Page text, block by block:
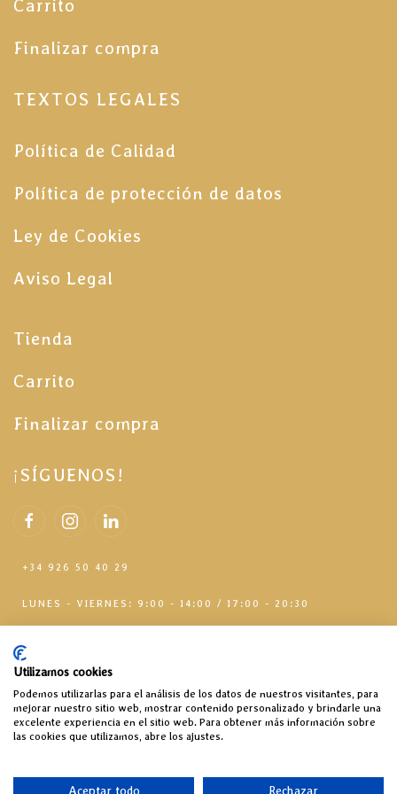
Carrito
Finalizar compra
TEXTOS LEGALES
Política de Calidad
Política de protección de datos
Ley de Cookies
Aviso Legal
Tienda
Carrito
Finalizar compra
¡SÍGUENOS!
+34 926 50 40 29
LUNES - VIERNES: 9:00 - 14:00 / 17:00 - 20:30
Utilizamos cookies
Podemos utilizarlas para el análisis de los datos de nuestros visitantes, para
mejorar nuestro sitio web, mostrar contenido personalizado y brindarle una
excelente experiencia en el sitio web. Para obtener más información sobre
las cookies que utilizamos, abre los ajustes.
Aceptar todo Rechazar